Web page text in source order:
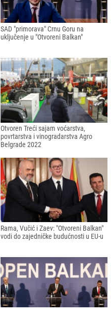
SAD "primorava" Crnu Goru na
uključenje u "Otvoreni Balkan"
Otvoren Treći sajam voćarstva,
povrtarstva i vinogradarstva Agro
Belgrade 2022
Rama, Vučić i Zaev: "Otvoreni Balkan"
vodi do zajedničke budućnosti u EU-u